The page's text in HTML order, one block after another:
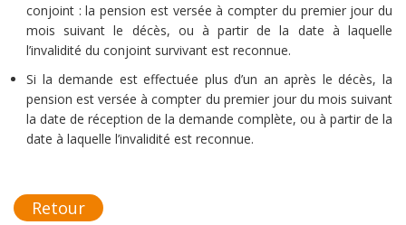
conjoint : la pension est versée à compter du premier jour du
mois suivant le décès, ou à partir de la date à laquelle
l’invalidité du conjoint survivant est reconnue.
Si la demande est effectuée plus d’un an après le décès, la
pension est versée à compter du premier jour du mois suivant
la date de réception de la demande complète, ou à partir de la
date à laquelle l’invalidité est reconnue.
Retour